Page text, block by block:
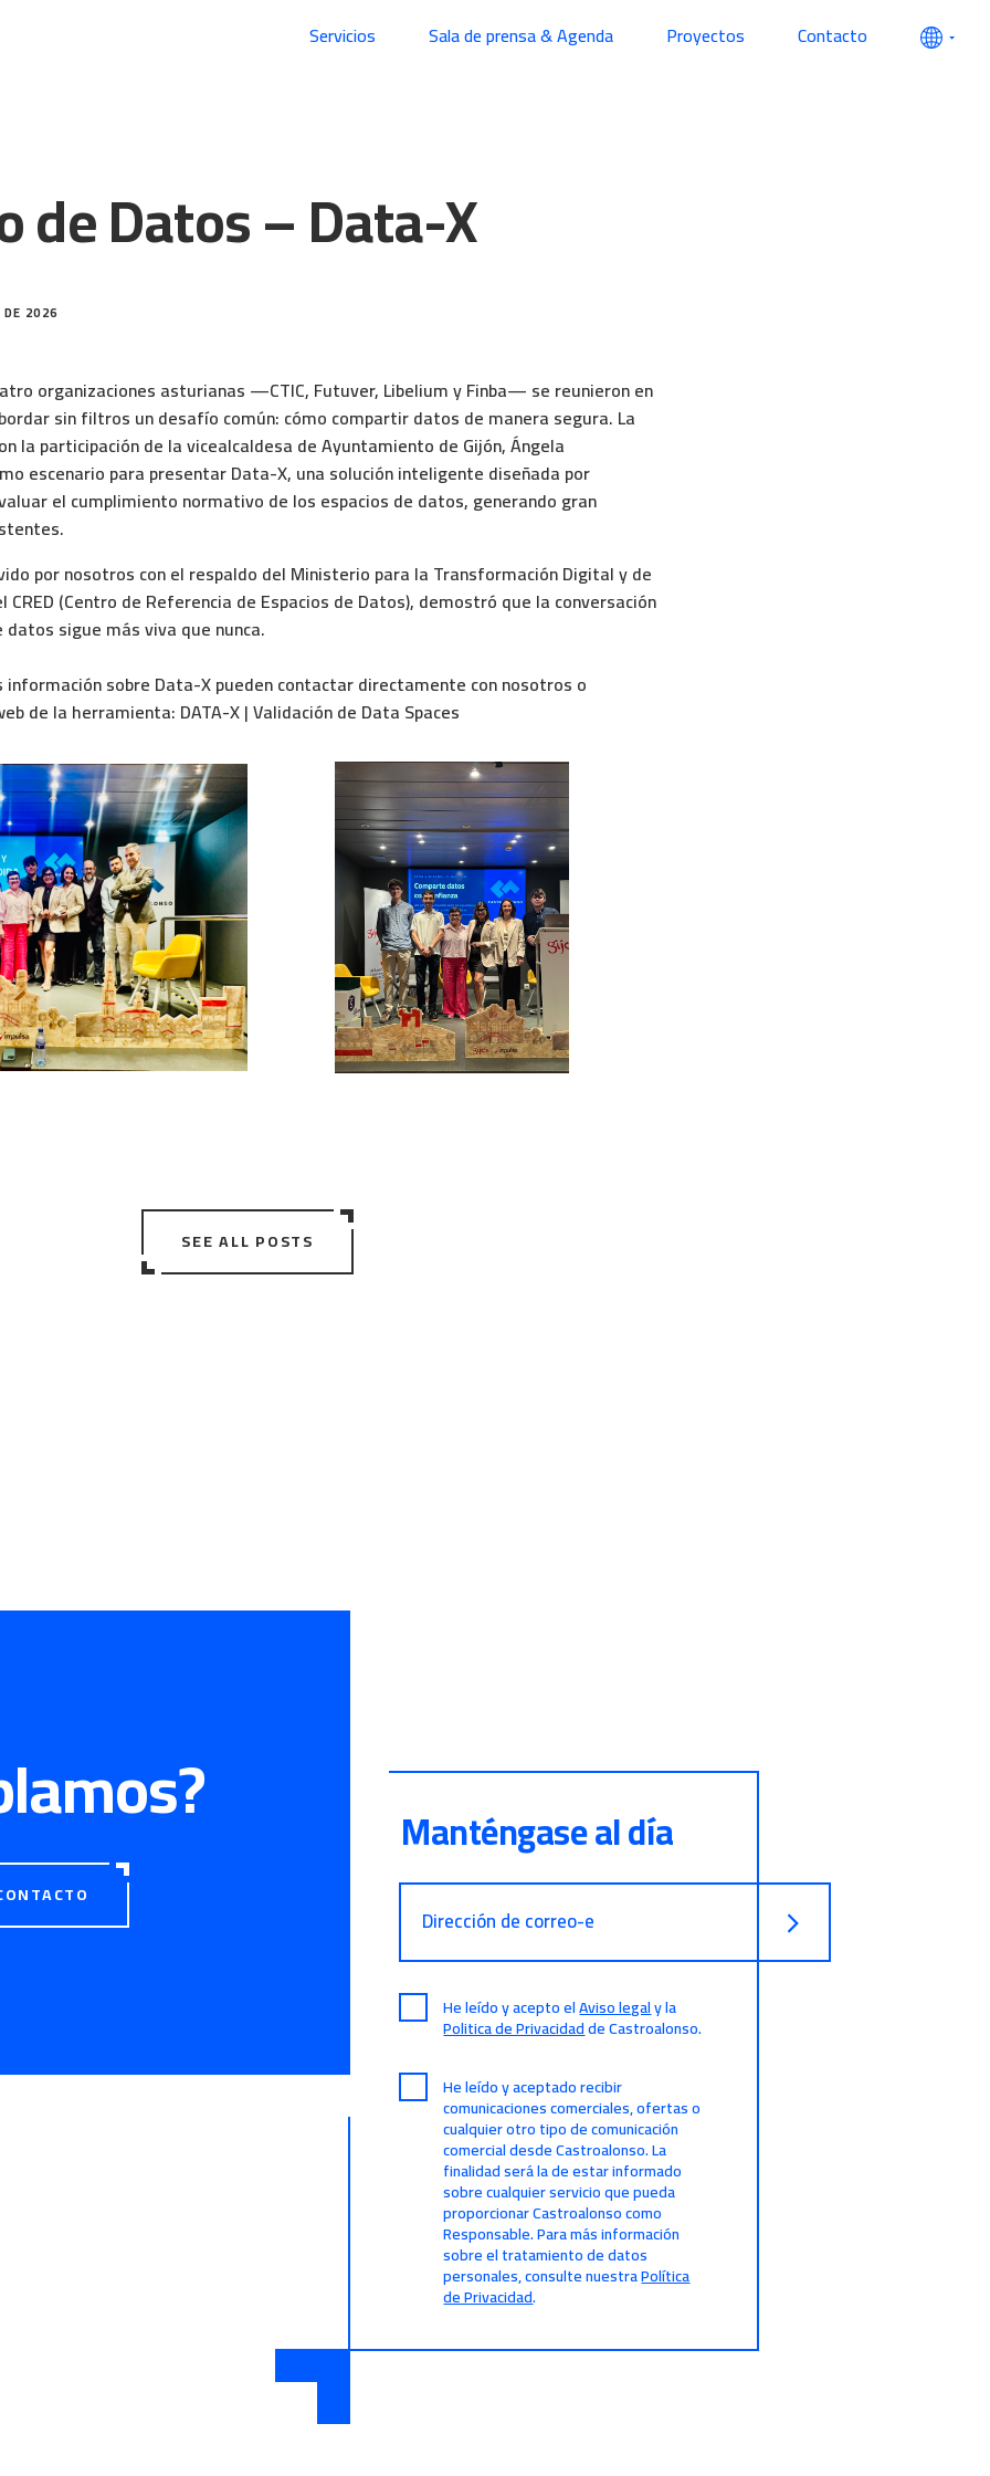
Servicios Sala de prensa & Agenda Proyectos Contacto
de Datos – Data-X
DE 2026
organizaciones asturianas —CTIC, Futuver, Libelium y Finba— se reunieron en
sin filtros un desafío común: cómo compartir datos de manera segura. La
la participación de la vicealcaldesa de Ayuntamiento de Gijón, Ángela
escenario para presentar Data-X, una solución inteligente diseñada por
el cumplimiento normativo de los espacios de datos, generando gran
por nosotros con el respaldo del Ministerio para la Transformación Digital y de
CRED (Centro de Referencia de Espacios de Datos), demostró que la conversación
sigue más viva que nunca.
información sobre Data-X pueden contactar directamente con nosotros o
de la herramienta: DATA-X | Validación de Data Spaces
SEE ALL POSTS
Manténgase al día
Dirección de correo-e
He leído y acepto elAviso legaly la
Politica de Privacidadde Castroalonso.
He leído y aceptado recibir
comunicaciones comerciales, ofertas o
cualquier otro tipo de comunicación
comercial desde Castroalonso. La
finalidad será la de estar informado
sobre cualquier servicio que pueda
proporcionar Castroalonso como
Responsable. Para más información
sobre el tratamiento de datos
personales, consulte nuestraPolítica
de Privacidad.